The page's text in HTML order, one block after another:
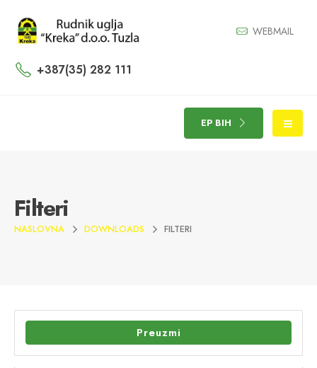
WEBMAIL
+387(35) 282 111
EP BIH
Filteri
NASLOVNA DOWNLOADS FILTERI
Preuzmi